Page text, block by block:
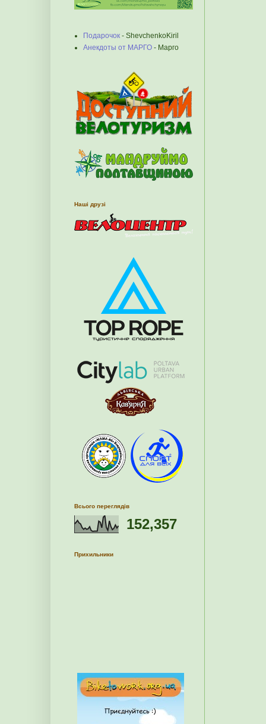
Подарочок - ShevchenkoKiril
Анекдоты от МАРГО - Марго
Наші друзі
Всього переглядів
152,357
Прихильники